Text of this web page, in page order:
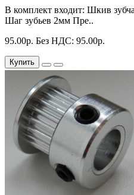
В комплект входит: Шкив
Шаг зубьев 2мм Пре..
95.00р. Без НДС: 95.00р.
Купить